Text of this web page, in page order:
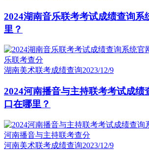
2024湖南音乐联考考试成绩查询系
里？
湖南美术联考成绩查询2023/12/9
2024河南播音与主持联考考试成绩
口在哪里？
河南美术联考成绩查询2023/12/9